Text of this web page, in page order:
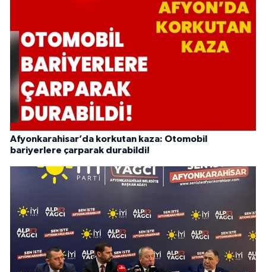
Afyonkarahisar’da korkutan kaza: Otomobil
bariyerlere çarparak durabildi!